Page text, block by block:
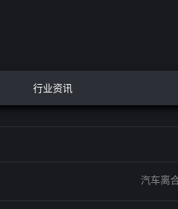
行业资讯
汽车离